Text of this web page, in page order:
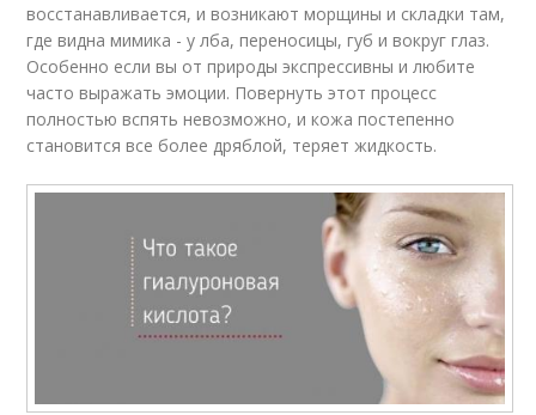
восстанавливается, и возникают морщины и складки там,
где видна мимика - у лба, переносицы, губ и вокруг глаз.
Особенно если вы от природы экспрессивны и любите
часто выражать эмоции. Повернуть этот процесс
полностью вспять невозможно, и кожа постепенно
становится все более дряблой, теряет жидкость.